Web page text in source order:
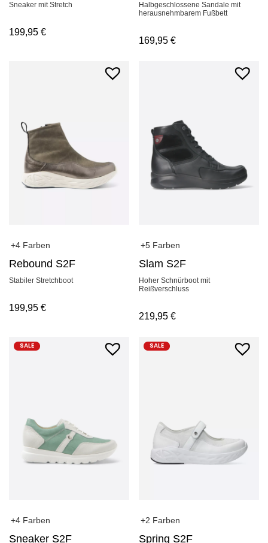
Sneaker mit Stretch
199,95 €
Halbgeschlossene Sandale mit
herausnehmbarem Fußbett
169,95€
+4 Farben
Rebound S2F
Stabiler Stretchboot
199,95 €
+5 Farben
Slam S2F
Hoher Schnürboot mit
Reißverschluss
219,95€
SALE
+4 Farben
Sneaker S2F
SALE
+2 Farben
Spring S2F